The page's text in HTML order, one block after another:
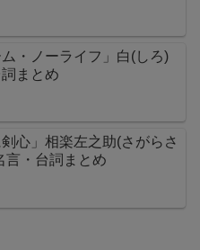
ム・ノーライフ」白(しろ)
まとめ
剣心」相楽左之助(さがらさ
言・台詞まとめ